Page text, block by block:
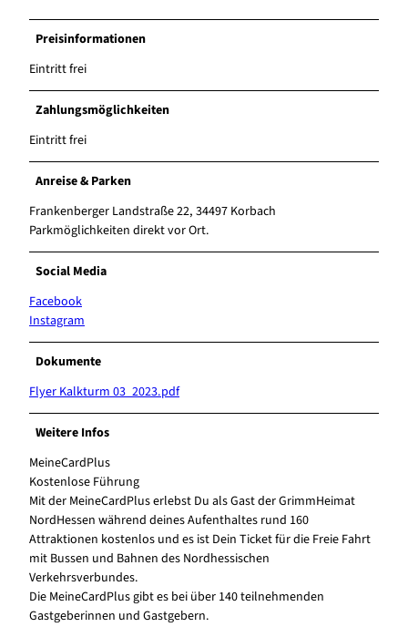
Preisinformationen
Eintritt frei
Zahlungsmöglichkeiten
Eintritt frei
Anreise & Parken
Frankenberger Landstraße 22, 34497 Korbach
Parkmöglichkeiten direkt vor Ort.
Social Media
Facebook
Instagram
Dokumente
Flyer Kalkturm 03_2023.pdf
Weitere Infos
MeineCardPlus
Kostenlose Führung
Mit der MeineCardPlus erlebst Du als Gast der GrimmHeimat
NordHessen während deines Aufenthaltes rund 160
Attraktionen kostenlos und es ist Dein Ticket für die Freie Fahrt
mit Bussen und Bahnen des Nordhessischen
Verkehrsverbundes.
Die MeineCardPlus gibt es bei über 140 teilnehmenden
Gastgeberinnen und Gastgebern.